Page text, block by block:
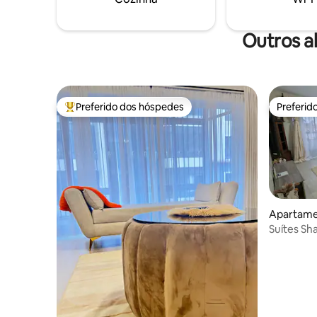
Outros
Entre os melhores preferidos dos hóspedes
Preferido dos hóspedes
Suítes